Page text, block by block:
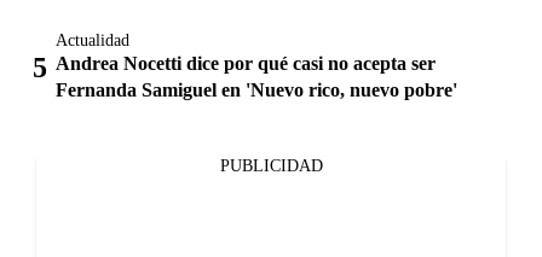
Actualidad
Andrea Nocetti dice por qué casi no acepta ser
Fernanda Samiguel en 'Nuevo rico, nuevo pobre'
PUBLICIDAD